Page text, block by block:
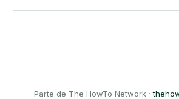
Parte de The HowTo Network ·